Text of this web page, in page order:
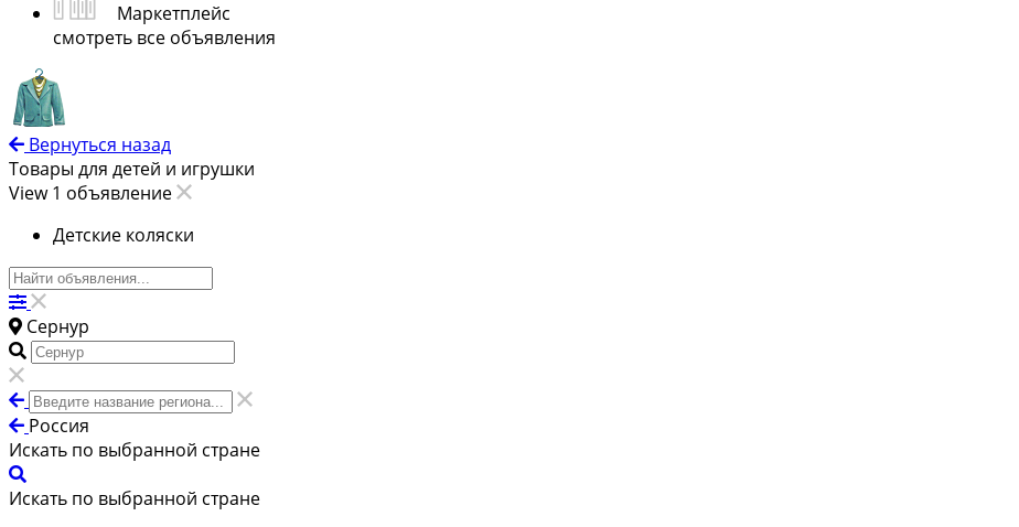
Маркетплейс
смотреть все объявления
Вернуться назад
Товары для детей и игрушки
View 1 объявление
Детские коляски
Сернур
Россия
Искать по выбранной стране
Искать по выбранной стране